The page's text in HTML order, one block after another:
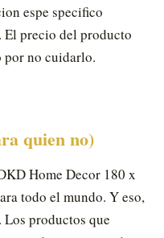
espe specifico
El precio del producto
por no cuidarlo.
quien no)
Home Decor 180 x
todo el mundo. Y eso,
productos que